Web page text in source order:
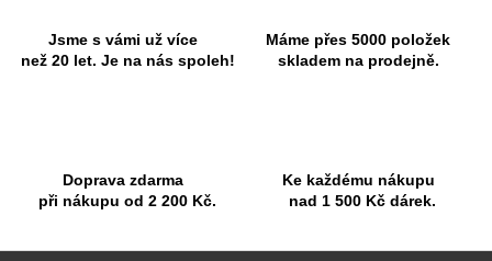
Jsme s vámi už více
než 20 let. Je na nás spoleh!
Máme přes 5000 položek
skladem na prodejně.
Doprava zdarma
při nákupu od 2 200 Kč.
Ke každému nákupu
nad 1 500 Kč dárek.